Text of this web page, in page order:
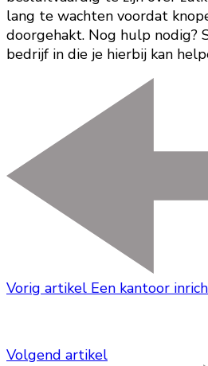
lang te wachten voordat
doorgehakt. Nog hulp nodig?
bedrijf in die je hierbij kan
Vorig artikel Een kantoor
Volgend artikel